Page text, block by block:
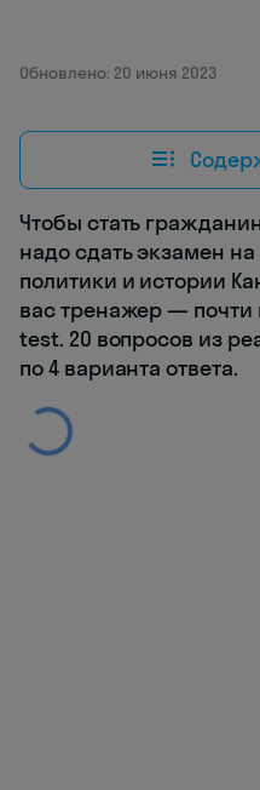
Обновлено: 20 июня 2023
Чтобы стать
надо сдать экзамен
политики и истории
вас тренажер —
test. 20 вопросов из
по 4 варианта ответа.